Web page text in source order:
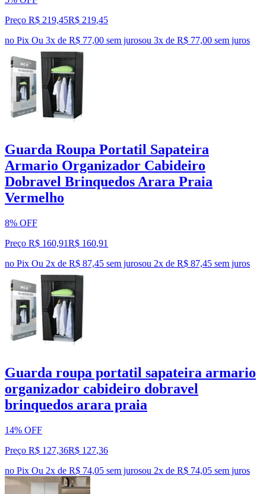
Preço R$ 219,45R$ 219,45
no Pix Ou 3x de R$ 77,00 sem jurosou 3x de R$ 77,00 sem juros
Guarda Roupa Portatil Sapateira
Armario Organizador Cabideiro
Dobravel Brinquedos Arara Praia
Vermelho
8% OFF
Preço R$ 160,91R$ 160,91
no Pix Ou 2x de R$ 87,45 sem jurosou 2x de R$ 87,45 sem juros
Guarda roupa portatil sapateira armario
organizador cabideiro dobravel
brinquedos arara praia
14% OFF
Preço R$ 127,36R$ 127,36
no Pix Ou 2x de R$ 74,05 sem jurosou 2x de R$ 74,05 sem juros